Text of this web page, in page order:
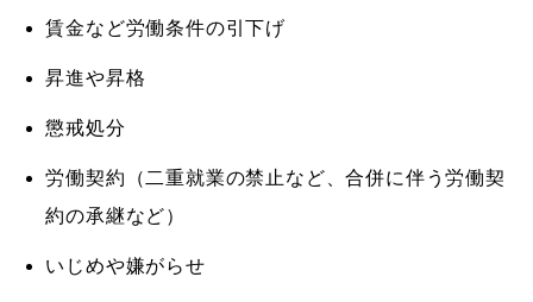
賃金など労働条件の引下げ
昇進や昇格
懲戒処分
労働契約（二重就業の禁止など、合併に伴う労働契
約の承継など）
いじめや嫌がらせ